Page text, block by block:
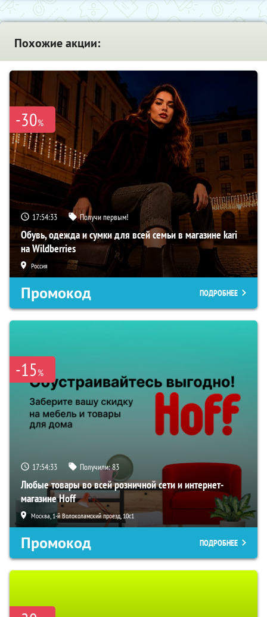
Похожие акции:
-30%
17:54:32 Получи первым!
Обувь, одежда и сумки для всей семьи в магазине kari
на Wildberries
Россия
Промокод ПОДРОБНЕЕ
-15%
17:54:32 Получили:83
Любые товары во всей розничной сети и интернет-
магазине Hoff
Москва, 1-й Волоколамский проезд, 10с1
Промокод ПОДРОБНЕЕ